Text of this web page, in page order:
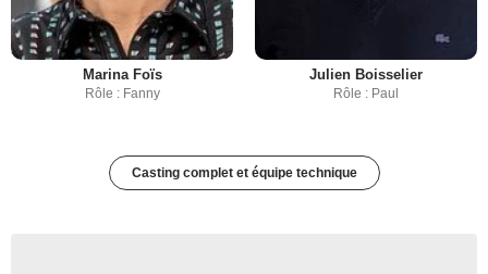
Marina Foïs
Rôle : Fanny
Julien Boisselier
Rôle : Paul
Casting complet et équipe technique